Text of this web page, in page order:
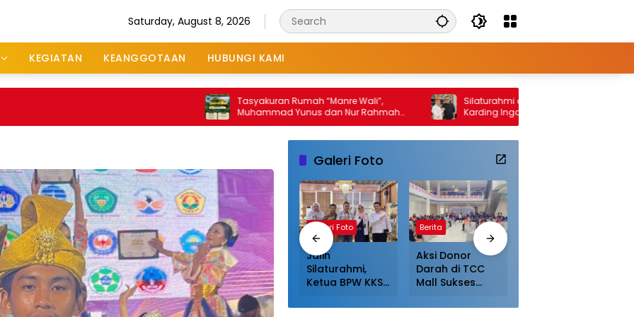
Saturday, August 8, 2026
KEGIATAN KEANGGOTAAN HUBUNGI KAMI
Tasyakuran Rumah “Manre Wali”,
Muhammad Yunus dan Nur Rahmah
As’ad Undang Masyarakat dan
Silaturahmi di Batam, Abdul Kadir
Karding Ingatkan Warga KKSS Jaga
Warisan Leluhur
Galeri Foto
di TCC
Galeri Foto
Jalin
Silaturahmi,
Ketua BPW KKSS
Kepri Disambut
Hangat dan
Berita
Aksi Donor
Darah di TCC
Mall Sukses
Digelar,
Masyarakat
Galeri Foto
Jalin
Silaturahmi,
Ketua BPW KKSS
Hangat dan
Berita
Aksi Donor
Darah di TCC
Mall Sukses
Masyarakat